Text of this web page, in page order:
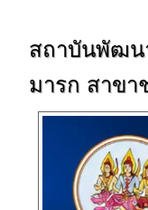
สถาบันพัฒน
มารก สาขา